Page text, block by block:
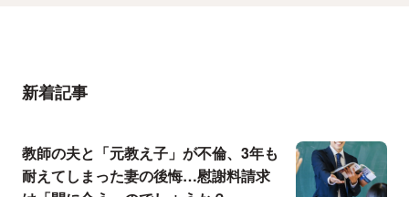
新着記事
教師の夫と「元教え子」が不倫、3年も
耐えてしまった妻の後悔…慰謝料請求